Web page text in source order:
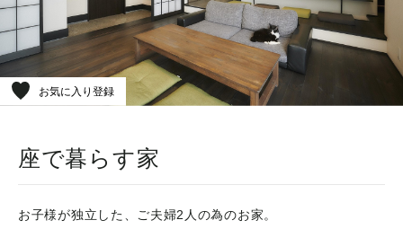
お気に入り登録
座で暮らす家
お子様が独立した、ご夫婦2人の為のお家。